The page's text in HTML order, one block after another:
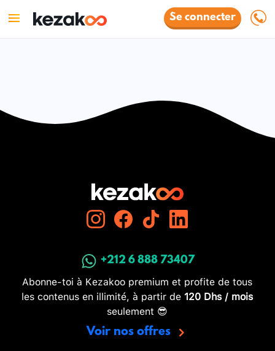
Se connecter
+212 6 888 73407
Abonne-toi à Kezakoo premium et profite de tous
les contenus en illimité, à partir de 120 Dhs / mois
seulement 😎
Voir nos offres